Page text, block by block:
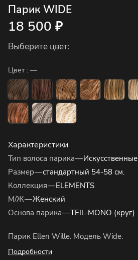
Парик WIDE
18 500 ₽
Выберите цвет:
Цвет : —
Характеристики
Тип волоса парика—Искусственные
Размер—стандартный 54-58 см.
Коллекция—ELEMENTS
М/Ж—Женский
Основа парика—TEIL-MONO (круг)
Парик Ellen Wille. Модель Wide.
Подробности